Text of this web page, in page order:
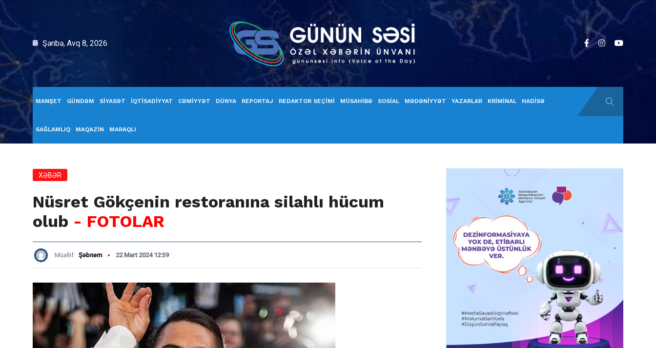
Şənbə, Avq 8, 2026
MANŞET GÜNDƏM SİYASƏT İQTİSADİYYAT CƏMİYYƏT DÜNYA REPORTAJ REDAKTOR SEÇİMİ MÜSAHİBƏ SOSİAL MƏDƏNİYYƏT YAZARLAR KRİMİNAL HADİSƏ
SAĞLAMLIQ MAQAZİN MARAQLI
XƏBƏR
Nüsret Gökçenin restoranına silahlı hücum
olub - FOTOLAR
Müəllif: Şəbnəm 22 Mart 2024 12:59